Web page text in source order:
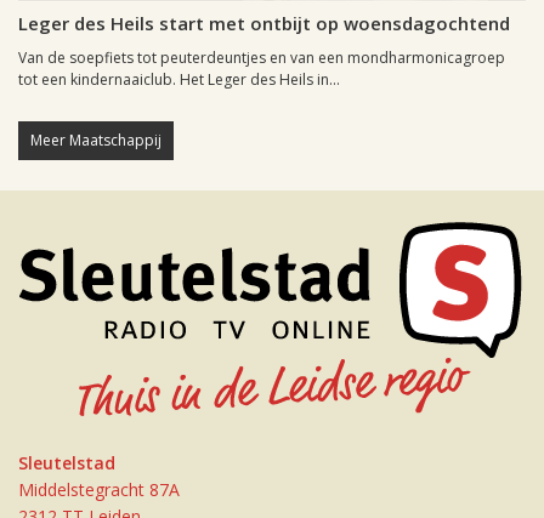
Leger des Heils start met ontbijt op woensdagochtend
Van de soepfiets tot peuterdeuntjes en van een mondharmonicagroep
tot een kindernaaiclub. Het Leger des Heils in...
Meer Maatschappij
Sleutelstad
Middelstegracht 87A